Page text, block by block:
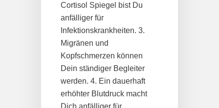
Cortisol Spiegel bist Du
anfälliger für
Infektionskrankheiten. 3.
Migränen und
Kopfschmerzen können
Dein ständiger Begleiter
werden. 4. Ein dauerhaft
erhöhter Blutdruck macht
Dich anfälliger für